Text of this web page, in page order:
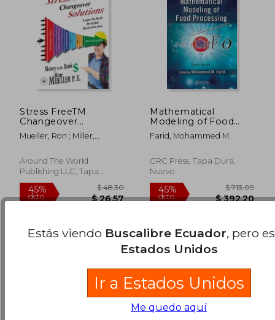
45%
dcto.
40%
dcto.
Stress FreeTM
Changeover
Solutions (en Inglés)
Mueller, Ron ; Miller,
Around The World
Publishing LLC, Tapa
Blanda, Nuevo
Mathematical
Modeling of Food
Processing (en
Inglés)
Farid, Mohammed M.
CRC Press, Tapa Dura,
Nuevo
Estás viendo Buscalibre Ecuador, pero
Estados Unidos
Ir a Estados Unidos
Me quedo aquí